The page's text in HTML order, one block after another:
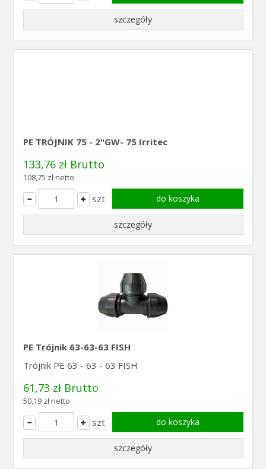
szczegóły
PE TRÓJNIK 75 - 2"GW- 75 Irritec
133,76 zł Brutto
108,75 zł netto
szt do koszyka
szczegóły
PE Trójnik 63-63-63 FISH
Trójnik PE 63 - 63 - 63 FISH
61,73 zł Brutto
50,19 zł netto
szt do koszyka
szczegóły